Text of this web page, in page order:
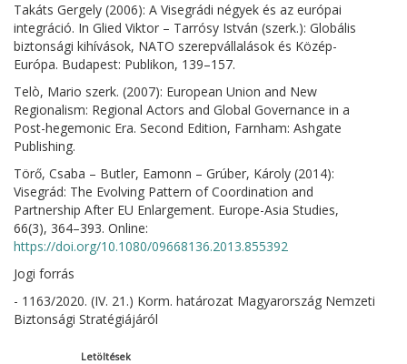
Takáts Gergely (2006): A Visegrádi négyek és az európai
integráció. In Glied Viktor – Tarrósy István (szerk.): Globális
biztonsági kihívások, NATO szerepvállalások és Közép-
Európa. Budapest: Publikon, 139–157.
Telò, Mario szerk. (2007): European Union and New
Regionalism: Regional Actors and Global Governance in a
Post-hegemonic Era. Second Edition, Farnham: Ashgate
Publishing.
Törő, Csaba – Butler, Eamonn – Grúber, Károly (2014):
Visegrád: The Evolving Pattern of Coordination and
Partnership After EU Enlargement. Europe-Asia Studies,
66(3), 364–393. Online:
https://doi.org/10.1080/09668136.2013.855392
Jogi forrás
- 1163/2020. (IV. 21.) Korm. határozat Magyarország Nemzeti
Biztonsági Stratégiájáról
Letöltések